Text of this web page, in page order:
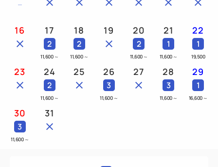
16 17
2
11,600 ～
18
2
11,600 ～
19 20
2
11,600 ～
21
1
11,600 ～
22
1
19,500
23 24
2
11,600 ～
25 26
3
11,600 ～
27 28
3
11,600 ～
29
1
16,600 ～
30
3
11,600 ～
31